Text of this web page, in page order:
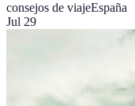
consejos de viajeEspaña
Jul 29